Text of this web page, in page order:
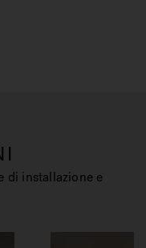
di installazione e